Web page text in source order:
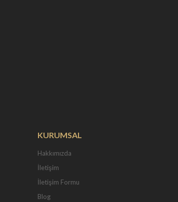
KURUMSAL
Hakkımızda
İletişim
İletişim Formu
Blog